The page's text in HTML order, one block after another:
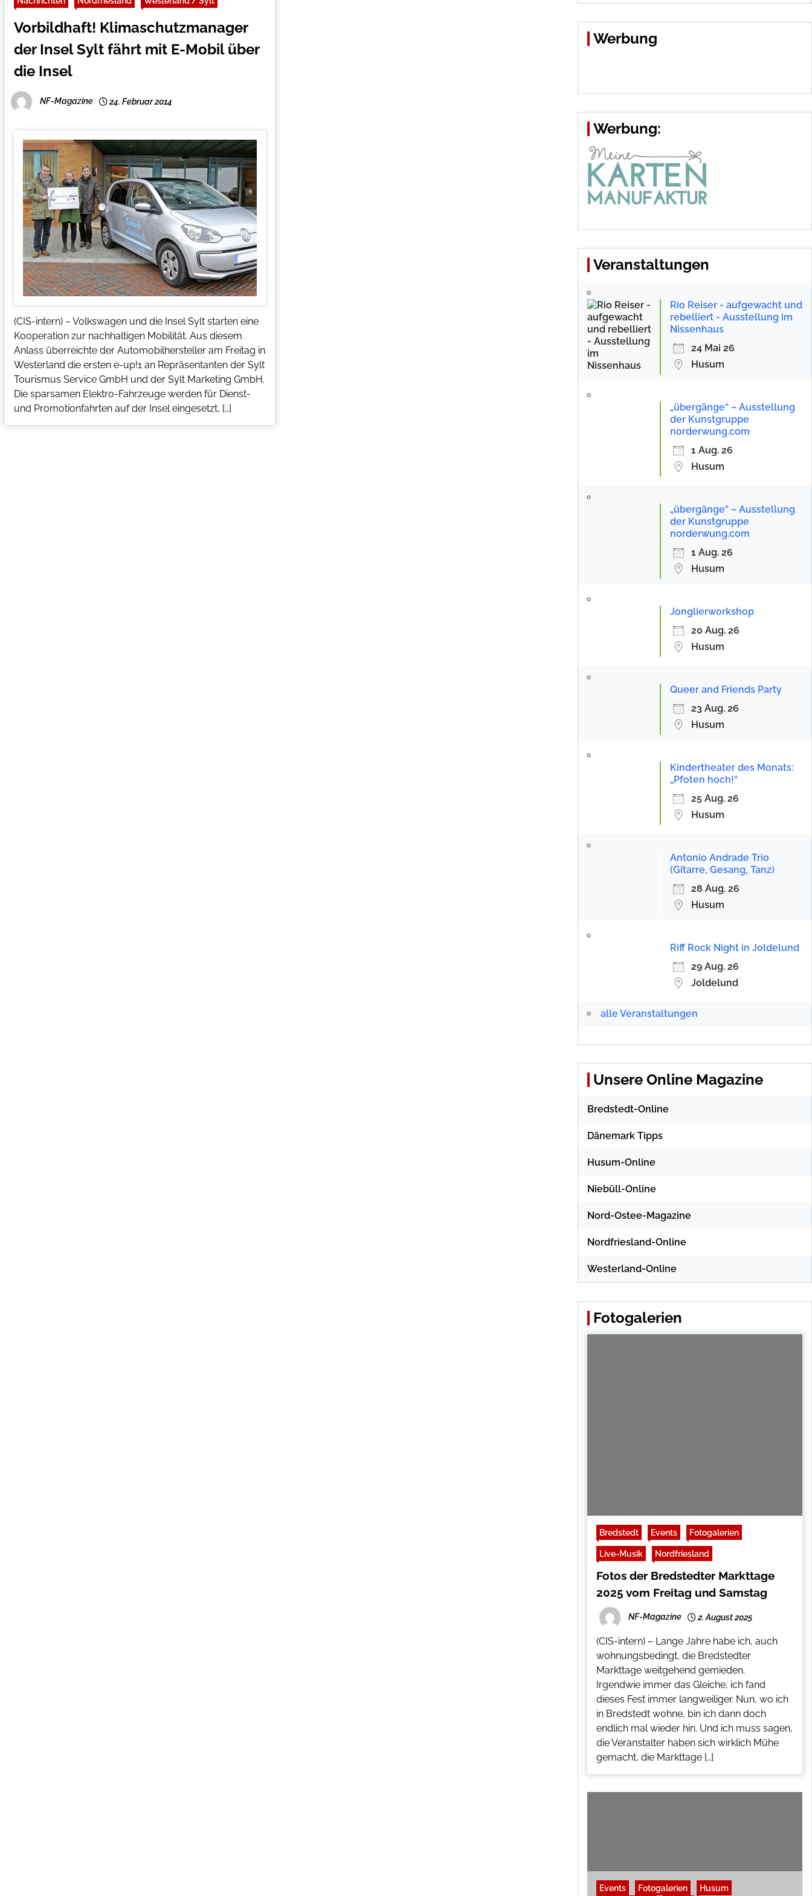
Vorbildhaft! Klimaschutzmanager
der Insel Sylt fährt mit E-Mobil über
die Insel
NF-Magazine 24. Februar 2014
(CIS-intern) – Volkswagen und die Insel Sylt starten eine
Kooperation zur nachhaltigen Mobilität. Aus diesem
Anlass überreichte der Automobilhersteller am Freitag in
Westerland die ersten e-up!1 an Repräsentanten der Sylt
Tourismus Service GmbH und der Sylt Marketing GmbH.
Die sparsamen Elektro-Fahrzeuge werden für Dienst-
und Promotionfahrten auf der Insel eingesetzt, […]
Werbung
Werbung:
Veranstaltungen
Rio Reiser - aufgewacht und
rebelliert - Ausstellung im
Nissenhaus
24 Mai 26
Husum
„übergänge“ – Ausstellung
der Kunstgruppe
norderwung.com
1 Aug. 26
Husum
„übergänge“ – Ausstellung
der Kunstgruppe
norderwung.com
1 Aug. 26
Husum
Jonglierworkshop
20 Aug. 26
Husum
Queer and Friends Party
23 Aug. 26
Husum
Kindertheater des Monats:
„Pfoten hoch!“
25 Aug. 26
Husum
Antonio Andrade Trio
(Gitarre, Gesang, Tanz)
28 Aug. 26
Husum
Riff Rock Night in Joldelund
29 Aug. 26
Joldelund
alle Veranstaltungen
Unsere Online Magazine
Bredstedt-Online
Dänemark Tipps
Husum-Online
Niebüll-Online
Nord-Ostee-Magazine
Nordfriesland-Online
Westerland-Online
Fotogalerien
Bredstedt Events Fotogalerien
Live-Musik Nordfriesland
Fotos der Bredstedter Markttage
2025 vom Freitag und Samstag
NF-Magazine 2. August 2025
(CIS-intern) – Lange Jahre habe ich, auch
wohnungsbedingt, die Bredstedter
Markttage weitgehend gemieden.
Irgendwie immer das Gleiche, ich fand
dieses Fest immer langweiliger. Nun, wo ich
in Bredstedt wohne, bin ich dann doch
endlich mal wieder hin. Und ich muss sagen,
die Veranstalter haben sich wirklich Mühe
gemacht, die Markttage […]
Events Fotogalerien Husum